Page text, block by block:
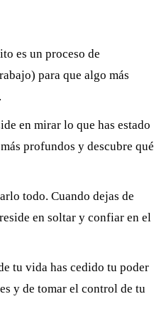
es un proceso de
para que algo más
en mirar lo que has estado
profundos y descubre qué
todo. Cuando dejas de
en soltar y confiar en el
tu vida has cedido tu poder
y de tomar el control de tu